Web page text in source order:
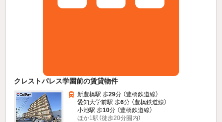
クレストパレス学園前の賃貸物件
新豊橋駅 歩29分 （豊橋鉄道線）
愛知大学前駅 歩6分 （豊橋鉄道線）
小池駅 歩10分 （豊橋鉄道線）
ほか1駅（徒歩20分圏内）